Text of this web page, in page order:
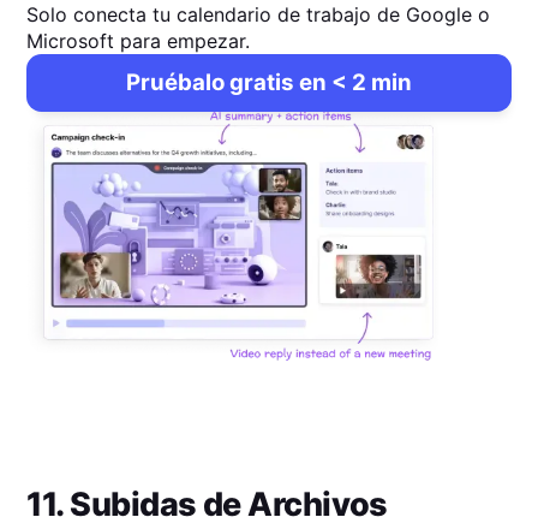
Solo conecta tu calendario de trabajo de Google o
Microsoft para empezar.
Pruébalo gratis en < 2 min
11. Subidas de Archivos